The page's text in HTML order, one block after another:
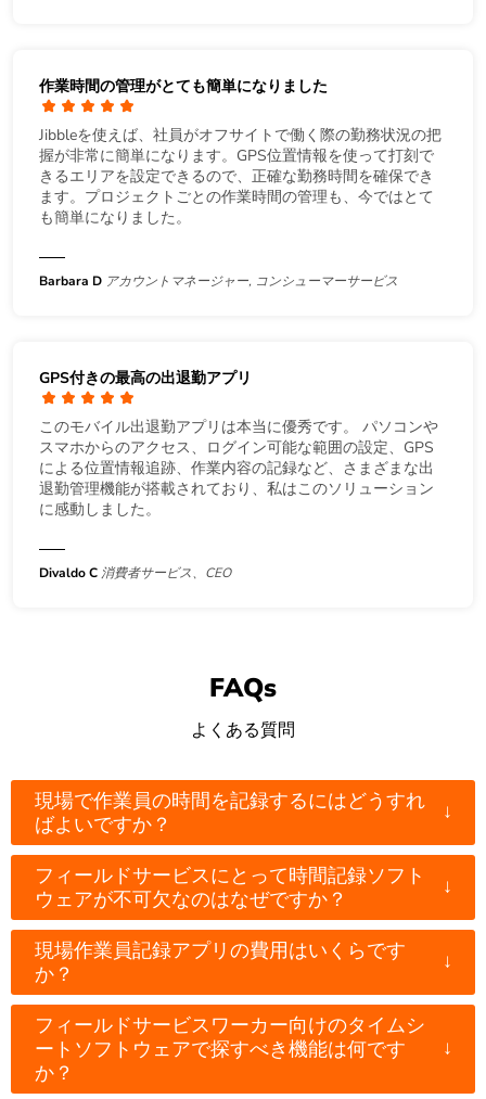
作業時間の管理がとても簡単になりました
Jibbleを使えば、社員がオフサイトで働く際の勤務状況の把
握が非常に簡単になります。GPS位置情報を使って打刻で
きるエリアを設定できるので、正確な勤務時間を確保でき
ます。プロジェクトごとの作業時間の管理も、今ではとて
も簡単になりました。
Barbara D アカウントマネージャー, コンシューマーサービス
GPS付きの最高の出退勤アプリ
このモバイル出退勤アプリは本当に優秀です。 パソコンや
スマホからのアクセス、ログイン可能な範囲の設定、GPS
による位置情報追跡、作業内容の記録など、さまざまな出
退勤管理機能が搭載されており、私はこのソリューション
に感動しました。
Divaldo C 消費者サービス、CEO
FAQs
よくある質問
現場で作業員の時間を記録するにはどうすれ
ばよいですか？
↓
フィールドサービスにとって時間記録ソフト
ウェアが不可欠なのはなぜですか？
↓
現場作業員記録アプリの費用はいくらです
か？
↓
フィールドサービスワーカー向けのタイムシ
ートソフトウェアで探すべき機能は何です
か？
↓